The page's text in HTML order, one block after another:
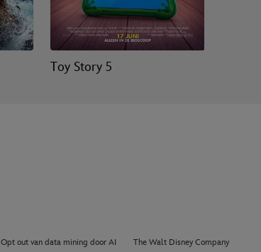
Toy Story 5
Opt out van data mining door AI The Walt Disney Company